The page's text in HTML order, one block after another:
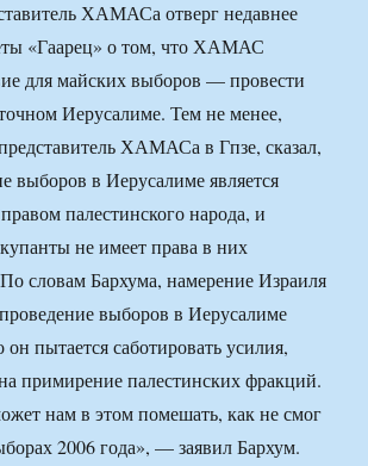
ХАМАСа отверг недавнее
«Гаарец» о том, что ХАМАС
для майских выборов — провести
Иерусалиме. Тем не менее,
ХАМАСа в Гпзе, сказал,
выборов в Иерусалиме является
палестинского народа, и
не имеет права в них
словам Бархума, намерение Израиля
выборов в Иерусалиме
он пытается саботировать усилия,
примирение палестинских фракций.
нам в этом помешать, как не смог
2006 года», — заявил Бархум.